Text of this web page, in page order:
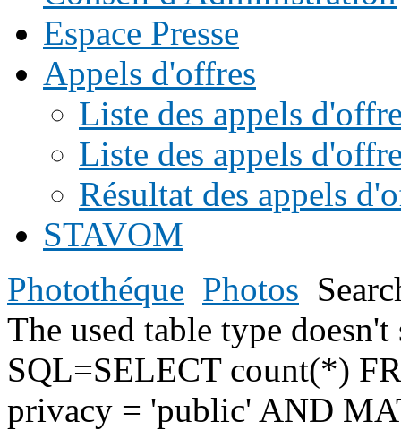
Espace Presse
Appels d'offres
Liste des appels
Liste des appels
Résultat des appels
STAVOM
Photothéque Photos
The used table type
SQL=SELECT count(*)
privacy = 'public' AND